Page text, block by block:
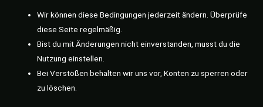
Wir können diese Bedingungen jederzeit ändern. Überprüfe
diese Seite regelmäßig.
Bist du mit Änderungen nicht einverstanden, musst du die
Nutzung einstellen.
Bei Verstößen behalten wir uns vor, Konten zu sperren oder
zu löschen.